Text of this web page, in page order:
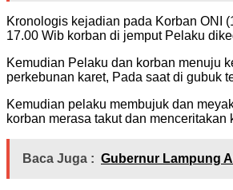
Kronologis kejadian pada Korban ONI
17.00 Wib korban di jemput Pelaku
Kemudian Pelaku dan korban menuju
perkebunan karet, Pada saat di gubuk
Kemudian pelaku membujuk dan
korban merasa takut dan
Baca Juga : Gubernur Lampung